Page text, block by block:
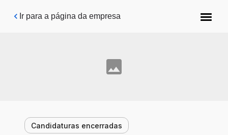
Pular para o conteúdo principal
Ir para a página da empresa
Candidaturas encerradas